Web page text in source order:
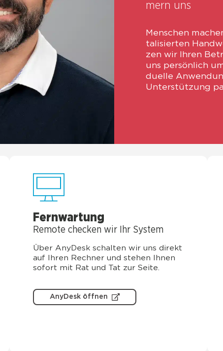
mern uns
Men­schen
ta­li­sier­ten
zen wir Ihren
uns per­sön­lich
du­el­le
Unter­stüt­zung
Fern­war­tung
Remo­te che­cken wir Ihr Sys­tem
Über Any­Desk schal­ten wir uns direkt
auf Ihren Rech­ner und ste­hen Ihnen
sofort mit Rat und Tat zur Sei­te.
AnyDesk öffnen